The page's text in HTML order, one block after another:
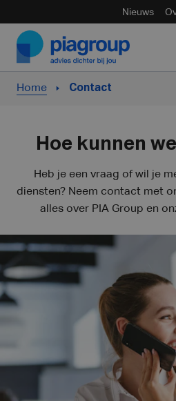
Nieuws
Skip to content
Home Contact
Hoe kunnen
Heb je een vraag of wil je
diensten? Neem contact met
alles over PIA Group en